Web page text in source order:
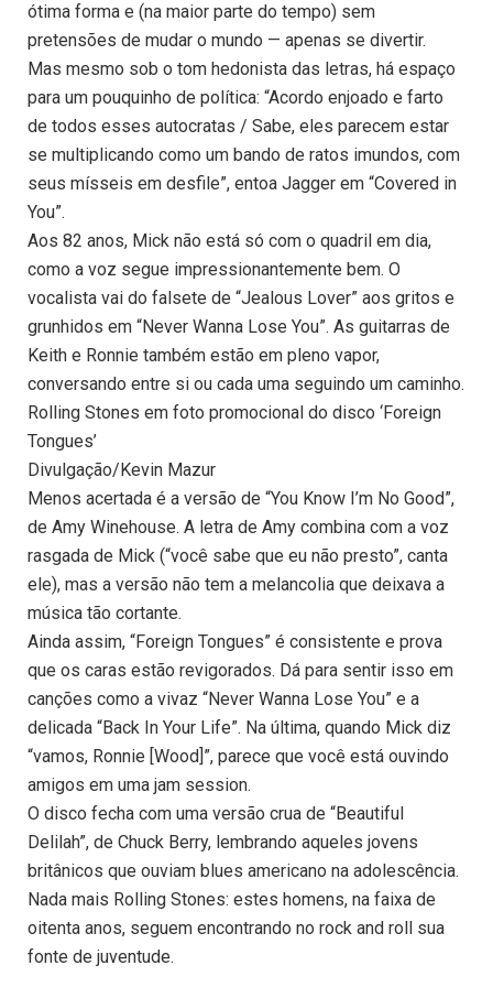
ótima forma e (na maior parte do tempo) sem
pretensões de mudar o mundo — apenas se divertir.
Mas mesmo sob o tom hedonista das letras, há espaço
para um pouquinho de política: “Acordo enjoado e farto
de todos esses autocratas / Sabe, eles parecem estar
se multiplicando como um bando de ratos imundos, com
seus mísseis em desfile”, entoa Jagger em “Covered in
You”.
Aos 82 anos, Mick não está só com o quadril em dia,
como a voz segue impressionantemente bem. O
vocalista vai do falsete de “Jealous Lover” aos gritos e
grunhidos em “Never Wanna Lose You”. As guitarras de
Keith e Ronnie também estão em pleno vapor,
conversando entre si ou cada uma seguindo um caminho.
Rolling Stones em foto promocional do disco ‘Foreign
Tongues’
Divulgação/Kevin Mazur
Menos acertada é a versão de “You Know I’m No Good”,
de Amy Winehouse. A letra de Amy combina com a voz
rasgada de Mick (“você sabe que eu não presto”, canta
ele), mas a versão não tem a melancolia que deixava a
música tão cortante.
Ainda assim, “Foreign Tongues” é consistente e prova
que os caras estão revigorados. Dá para sentir isso em
canções como a vivaz “Never Wanna Lose You” e a
delicada “Back In Your Life”. Na última, quando Mick diz
“vamos, Ronnie [Wood]”, parece que você está ouvindo
amigos em uma jam session.
O disco fecha com uma versão crua de “Beautiful
Delilah”, de Chuck Berry, lembrando aqueles jovens
britânicos que ouviam blues americano na adolescência.
Nada mais Rolling Stones: estes homens, na faixa de
oitenta anos, seguem encontrando no rock and roll sua
fonte de juventude.